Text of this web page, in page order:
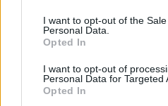
I want to opt-out of the
Personal Data.
Opted In
I want to opt-out of
Personal Data for Targeted
Opted In
Ανανέωση της συνεργασίας
07/08/2026 - 11:50
Χρηματιστήριο: Στις
Δείκτης Τιμών, με άνοδο